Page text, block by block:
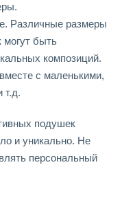
Различные размеры
быть
композиций.
с маленькими,
т.д.
подушек
и уникально. Не
персональный